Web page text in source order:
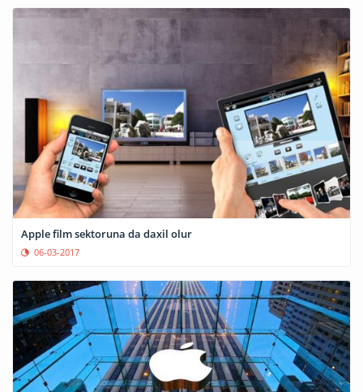
Apple film sektoruna da daxil olur
06-03-2017